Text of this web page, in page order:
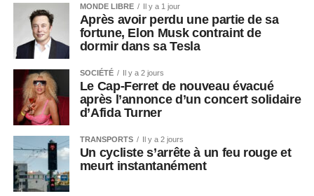
MONDE LIBRE Il y a 1 jour
Après avoir perdu une partie de sa
fortune, Elon Musk contraint de
dormir dans sa Tesla
SOCIÉTÉ Il y a 2 jours
Le Cap-Ferret de nouveau évacué
après l’annonce d’un concert solidaire
d’Afida Turner
TRANSPORTS Il y a 2 jours
Un cycliste s’arrête à un feu rouge et
meurt instantanément